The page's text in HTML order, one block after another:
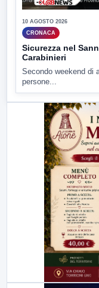
10 AGOSTO 2026
CRONACA
Sicurezza nel
Carabinieri
Secondo weekend di
persone...